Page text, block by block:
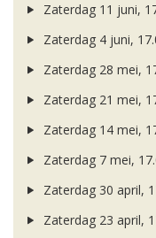
Zaterdag 11 juni,
Zaterdag 4 juni,
Zaterdag 28 mei,
Zaterdag 21 mei,
Zaterdag 14 mei,
Zaterdag 7 mei,
Zaterdag 30 april,
Zaterdag 23 april,